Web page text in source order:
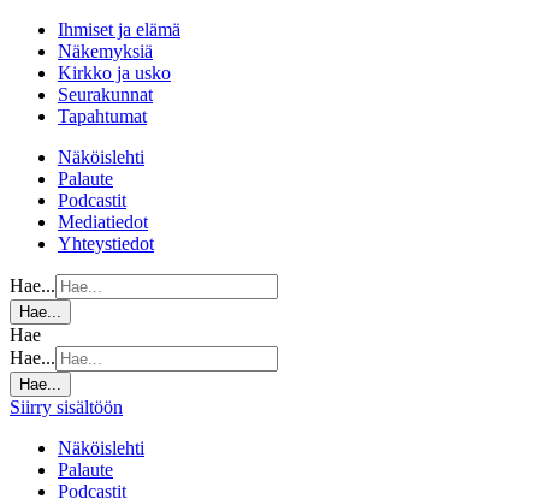
Ihmiset ja elämä
Näkemyksiä
Kirkko ja usko
Seurakunnat
Tapahtumat
Näköislehti
Palaute
Podcastit
Mediatiedot
Yhteystiedot
Hae...
Hae...
Hae
Hae...
Hae...
Siirry sisältöön
Näköislehti
Palaute
Podcastit